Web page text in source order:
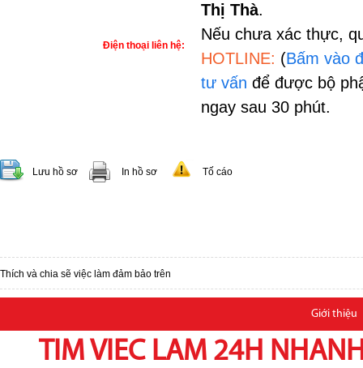
Thị Thà.
Nếu chưa xác thực,
HOTLINE: (Bấm vào
tư vấn để được bộ
ngay sau 30 phút.
Điện thoại liên hệ:
Lưu hồ sơ In hồ sơ Tố cáo
Thích và chia sẽ việc làm đảm bảo trên
Giới thiệu
TIM VIEC LAM 24H